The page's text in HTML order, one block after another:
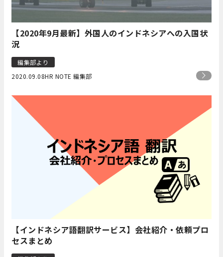
【2020年9月最新】外国人のインドネシアへの入国状
況
編集部より
2020.09.08HR NOTE 編集部
【インドネシア語翻訳サービス】会社紹介・依頼プロ
セスまとめ